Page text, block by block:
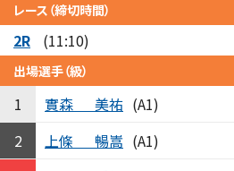
レース（締切時間）
2R (11:10)
出場選手（級）
1 實森 美祐 (A1)
2
上條 暢嵩 (A1)